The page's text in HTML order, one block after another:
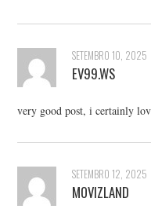
SETEMBRO 10, 2025
EV99.WS
very good post, i certainly
SETEMBRO 12, 2025
MOVIZLAND